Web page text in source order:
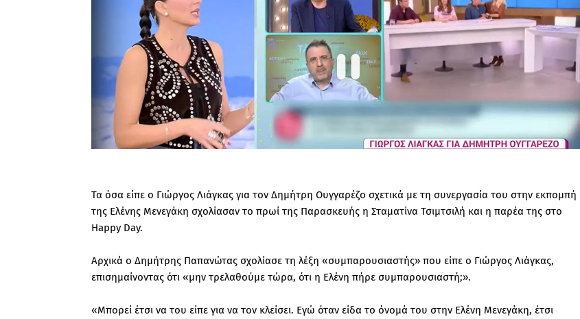
Τα όσα είπε ο Γιώργος Λιάγκας για τον Δημήτρη Ουγγαρέζο σχετικά με τη συνεργασία του στην εκπομπή
της Ελένης Μενεγάκη σχολίασαν το πρωί της Παρασκευής η Σταματίνα Τσιμτσιλή και η παρέα της στο
Happy Day.
Αρχικά ο Δημήτρης Παπανώτας σχολίασε τη λέξη «συμπαρουσιαστής» που είπε ο Γιώργος Λιάγκας,
επισημαίνοντας ότι «μην τρελαθούμε τώρα, ότι η Ελένη πήρε συμπαρουσιαστή;».
«Μπορεί έτσι να του είπε για να τον κλείσει. Εγώ όταν είδα το όνομά του στην Ελένη Μενεγάκη, έτσι